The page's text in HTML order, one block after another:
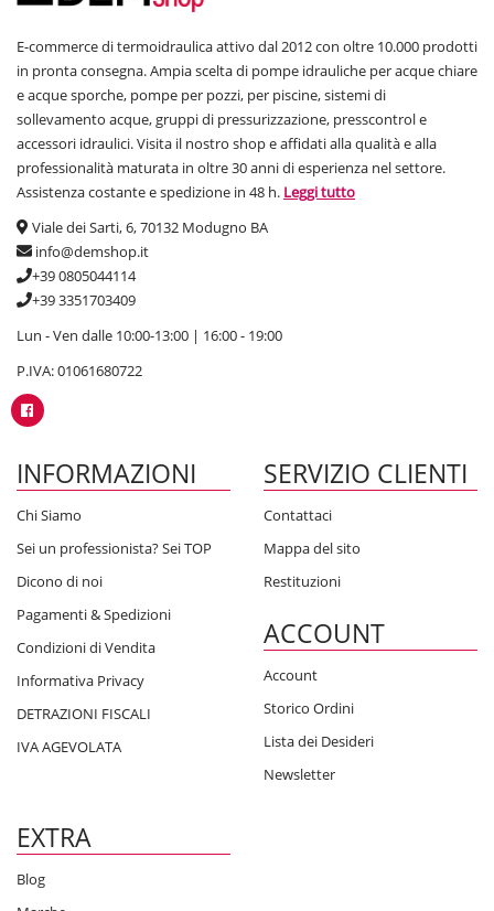
E-commerce di termoidraulica attivo dal 2012 con oltre 10.000 prodotti
in pronta consegna. Ampia scelta di pompe idrauliche per acque chiare
e acque sporche, pompe per pozzi, per piscine, sistemi di
sollevamento acque, gruppi di pressurizzazione, presscontrol e
accessori idraulici. Visita il nostro shop e affidati alla qualità e alla
professionalità maturata in oltre 30 anni di esperienza nel settore.
Assistenza costante e spedizione in 48 h. Leggi tutto
Viale dei Sarti, 6, 70132 Modugno BA
info@demshop.it
+39 0805044114
+39 3351703409
Lun - Ven dalle 10:00-13:00 | 16:00 - 19:00
P.IVA: 01061680722
INFORMAZIONI
Chi Siamo
Sei un professionista? Sei TOP
Dicono di noi
Pagamenti & Spedizioni
Condizioni di Vendita
Informativa Privacy
DETRAZIONI FISCALI
IVA AGEVOLATA
SERVIZIO CLIENTI
Contattaci
Mappa del sito
Restituzioni
ACCOUNT
Account
Storico Ordini
Lista dei Desideri
Newsletter
EXTRA
Blog